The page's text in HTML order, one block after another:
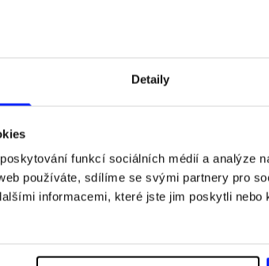
Detaily
funkcí sociálních médií a analýze
používáte, sdílíme se svými partnery pro
informacemi, které jste jim poskytli
průvodce
závodů, rekordy a nejlepší